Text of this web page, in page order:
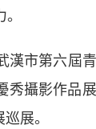
市第六屆
秀攝影作品
展。